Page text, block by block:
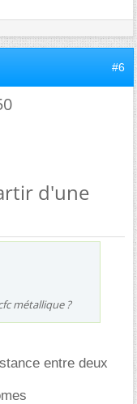
#6
d'une
métallique ?
entre deux